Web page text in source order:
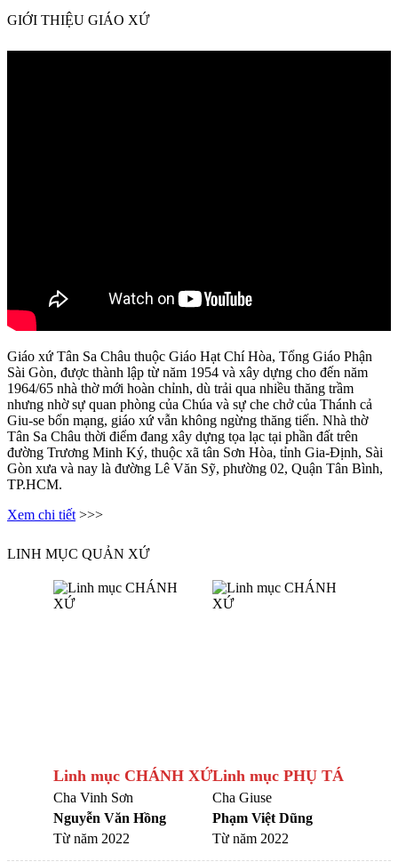
GIỚI THIỆU GIÁO XỨ
Giáo xứ Tân Sa Châu thuộc Giáo Hạt Chí Hòa, Tổng Giáo Phận
Sài Gòn, được thành lập từ năm 1954 và xây dựng cho đến năm
1964/65 nhà thờ mới hoàn chỉnh, dù trải qua nhiều thăng trầm
nhưng nhờ sự quan phòng của Chúa và sự che chở của Thánh cả
Giu-se bổn mạng, giáo xứ vẫn không ngừng thăng tiến. Nhà thờ
Tân Sa Châu thời điểm đang xây dựng tọa lạc tại phần đất trên
đường Trương Minh Ký, thuộc xã tân Sơn Hòa, tỉnh Gia-Định, Sài
Gòn xưa và nay là đường Lê Văn Sỹ, phường 02, Quận Tân Bình,
TP.HCM.
Xem chi tiết >>>
LINH MỤC QUẢN XỨ
Linh mục CHÁNH XỨ
Cha Vinh Sơn
Nguyễn Văn Hồng
Từ năm 2022
Linh mục PHỤ TÁ
Cha Giuse
Phạm Việt Dũng
Từ năm 2022